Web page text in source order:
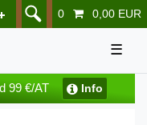
0 0,00 EUR
☰
99 €/AT Info